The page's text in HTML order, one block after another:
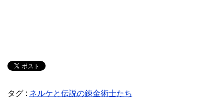
タグ : ネルケと伝説の錬金術士たち